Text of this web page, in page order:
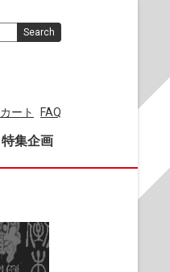
カート FAQ
特集企画
Search